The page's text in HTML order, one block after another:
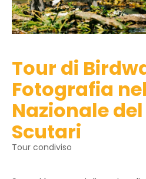
Tour di
Fotografia
Nazionale
Scutari
Tour condiviso